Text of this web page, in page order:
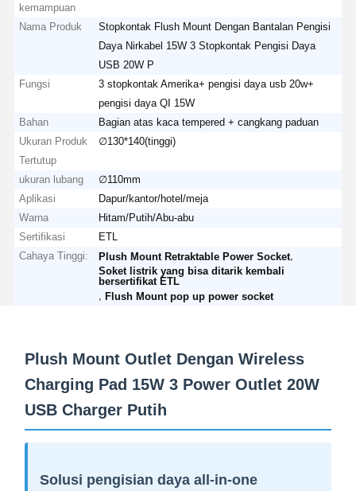
kemampuan
Nama Produk
Stopkontak Flush Mount Dengan Bantalan Pengisi
Daya Nirkabel 15W 3 Stopkontak Pengisi Daya
USB 20W P
Fungsi
3 stopkontak Amerika+ pengisi daya usb 20w+
pengisi daya QI 15W
Bahan
Bagian atas kaca tempered + cangkang paduan
Ukuran Produk
Tertutup
∅130*140(tinggi)
ukuran lubang
∅110mm
Aplikasi
Dapur/kantor/hotel/meja
Warna
Hitam/Putih/Abu-abu
Sertifikasi
ETL
Cahaya Tinggi:
Plush Mount Retraktable Power Socket
Soket listrik yang bisa ditarik kembali
bersertifikat ETL
,Flush Mount pop up power socket
Plush Mount Outlet Dengan Wireless
Charging Pad 15W 3 Power Outlet 20W
USB Charger Putih
Solusi pengisian daya all-in-one